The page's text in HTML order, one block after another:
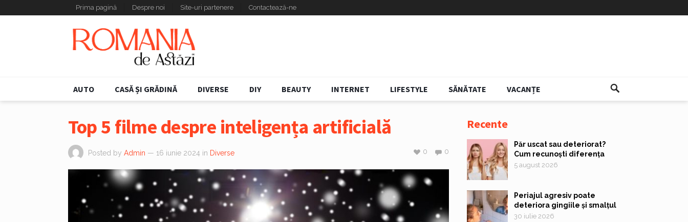
Prima pagină Despre noi Site-uri partenere Contactează-ne
AUTO CASĂ ȘI GRĂDINĂ DIVERSE DIY BEAUTY INTERNET LIFESTYLE SĂNĂTATE VACANȚE
Top 5 filme despre inteligența artificială
Posted by Admin — 16 iunie 2024 in Diverse 0
0
Recente
Păr uscat sau deteriorat?
Cum recunoști diferența
5 august 2026
Periajul agresiv poate
deteriora gingiile și smalțul
30 iulie 2026